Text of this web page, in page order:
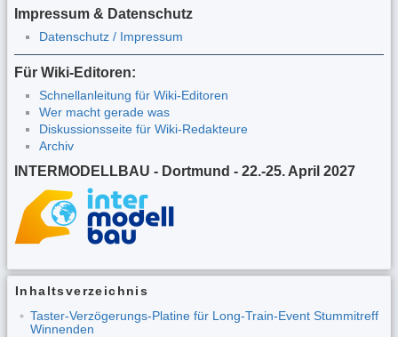
Impressum & Datenschutz
Datenschutz / Impressum
Für Wiki-Editoren:
Schnellanleitung für Wiki-Editoren
Wer macht gerade was
Diskussionsseite für Wiki-Redakteure
Archiv
INTERMODELLBAU - Dortmund - 22.-25. April 2027
Inhaltsverzeichnis
Taster-Verzögerungs-Platine für Long-Train-Event Stummitreff
Winnenden